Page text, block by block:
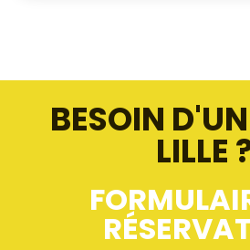
BESOIN
LILLE